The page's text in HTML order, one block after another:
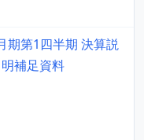
期第1四半期 決算説
明補足資料